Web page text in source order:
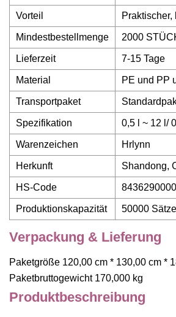
Vorteil Praktischer,
Mindestbestellmenge 2000
Lieferzeit 7-15 Tage
Material PE und PP
Transportpaket
Spezifikation 0,5 l ~ 12 l/
Warenzeichen Hrlynn
Herkunft Shandong,
HS-Code 8436290000
Produktionskapazität 50000
Verpackung & Lieferung
Paketgröße 120,00 cm * 130,00 cm *
Paketbruttogewicht 170,000 kg
Produktbeschreibung